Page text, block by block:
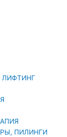
ЛИФТИНГ
ПИЛИНГИ